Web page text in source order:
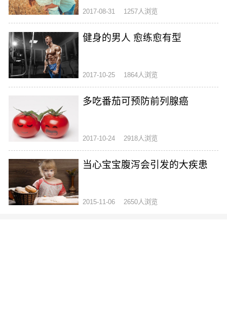
2017-08-31 1257人浏览
健身的男人 愈练愈有型
2017-10-25 1864人浏览
多吃番茄可预防前列腺癌
2017-10-24 2918人浏览
当心宝宝腹泻会引发的大疾患
2015-11-06 2650人浏览